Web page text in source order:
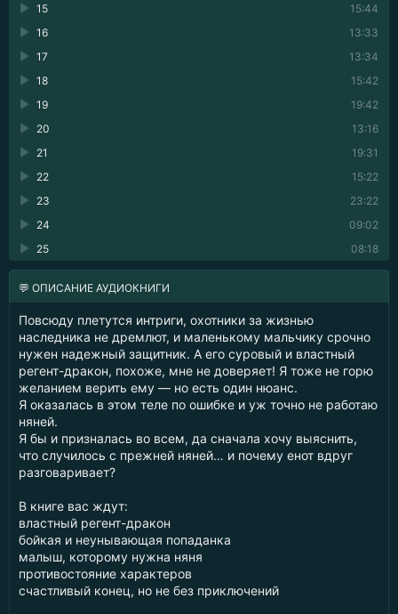
15:44
15
13:33
16
13:34
17
15:42
18
19:42
19
13:16
20
19:31
21
15:22
22
23:22
23
09:02
24
08:18
25
💬 ОПИСАНИЕ АУДИОКНИГИ
Повсюду плетутся интриги, охотники за жизнью
наследника не дремлют, и маленькому мальчику срочно
нужен надежный защитник. А его суровый и властный
регент-дракон, похоже, мне не доверяет! Я тоже не горю
желанием верить ему — но есть один нюанс.
Я оказалась в этом теле по ошибке и уж точно не работаю
няней.
Я бы и призналась во всем, да сначала хочу выяснить,
что случилось с прежней няней… и почему енот вдруг
разговаривает?
В книге вас ждут:
властный регент-дракон
бойкая и неунывающая попаданка
малыш, которому нужна няня
противостояние характеров
счастливый конец, но не без приключений